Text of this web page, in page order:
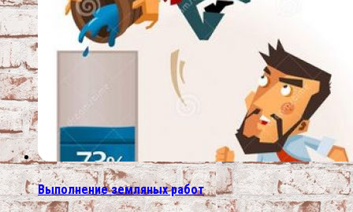
Выполнение земляных работ